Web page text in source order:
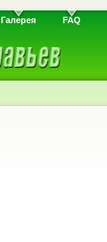
Галерея FAQ